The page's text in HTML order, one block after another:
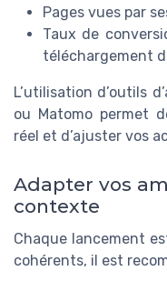
Pages vues par
Taux de
téléchargement
L’utilisation d’outils
ou Matomo permet
réel et d’ajuster vos
Adapter vos
contexte
Chaque lancement
cohérents, il est